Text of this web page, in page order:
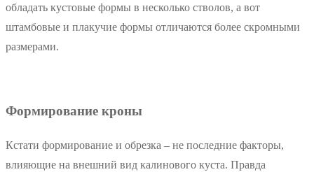
обладать кустовые формы в несколько стволов, а вот
штамбовые и плакучие формы отличаются более скромными
размерами.
Формирование кроны
Кстати формирование и обрезка – не последние факторы,
влияющие на внешний вид калинового куста. Правда